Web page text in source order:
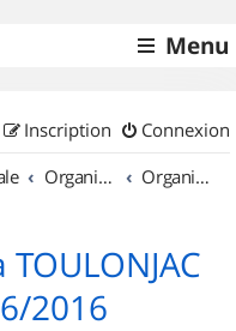
Menu
Connexion
Inscription
Organisation de sorties & Recherche de partenaires Organisation de sorties en région Midi Pyrénées
2016